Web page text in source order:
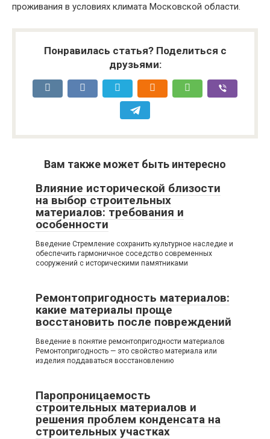
проживания в условиях климата Московской области.
Понравилась статья? Поделиться с
друзьями:
Вам также может быть интересно
Влияние исторической близости
на выбор строительных
материалов: требования и
особенности
Введение Стремление сохранить культурное наследие и
обеспечить гармоничное соседство современных
сооружений с историческими памятниками
Ремонтопригодность материалов:
какие материалы проще
восстановить после повреждений
Введение в понятие ремонтопригодности материалов
Ремонтопригодность — это свойство материала или
изделия поддаваться восстановлению
Паропроницаемость
строительных материалов и
решения проблем конденсата на
строительных участках